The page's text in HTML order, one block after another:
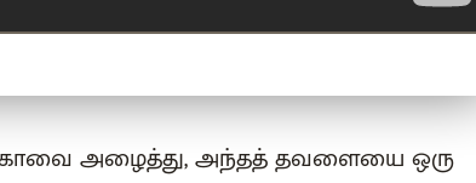
அழைத்து, அந்தத் தவளையை ஒரு